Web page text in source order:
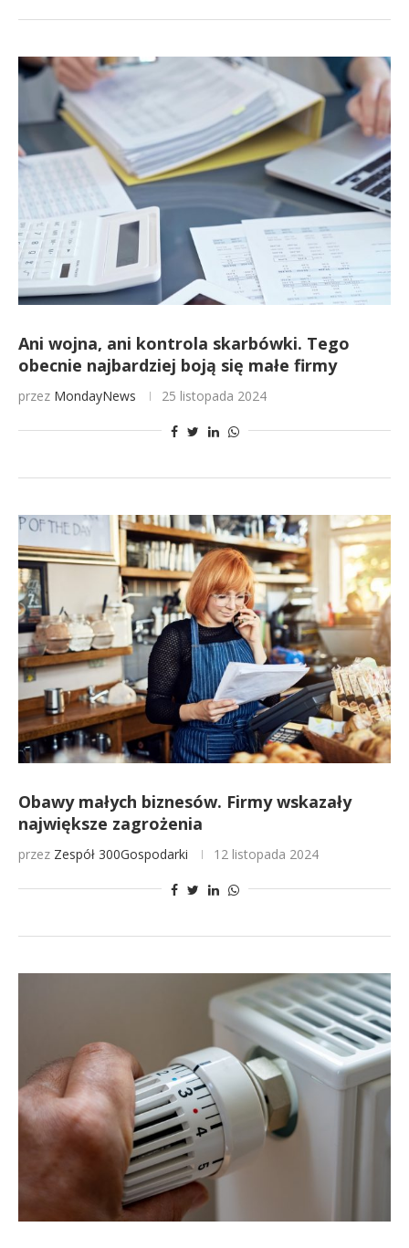
Ani wojna, ani kontrola skarbówki. Tego
obecnie najbardziej boją się małe firmy
przez MondayNews 25 listopada 2024
Obawy małych biznesów. Firmy wskazały
największe zagrożenia
przez Zespół 300Gospodarki 12 listopada 2024